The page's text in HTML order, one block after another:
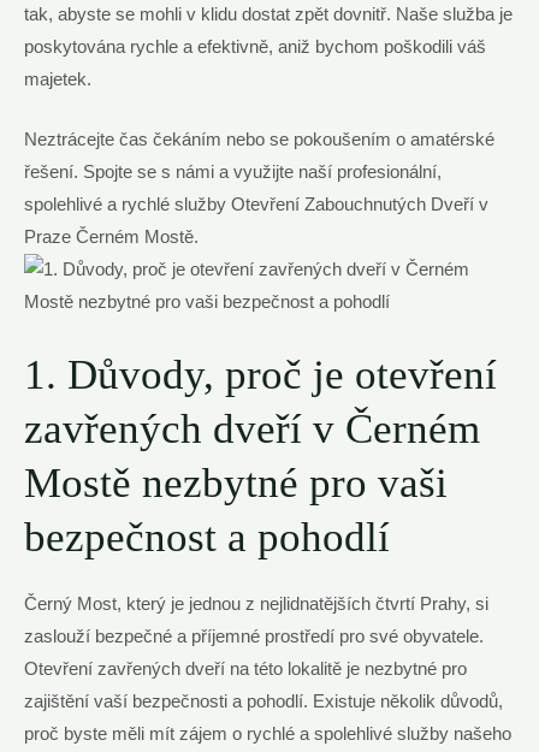
tak, abyste se mohli v klidu dostat zpět dovnitř. Naše služba je
poskytována rychle a efektivně, aniž bychom poškodili váš
majetek.
Neztrácejte čas čekáním nebo se pokoušením o amatérské
řešení. Spojte se s námi a využijte naší profesionální,
spolehlivé a rychlé služby Otevření Zabouchnutých Dveří v
Praze Černém Mostě.
1. Důvody, proč je otevření
zavřených dveří v Černém
Mostě nezbytné pro vaši
bezpečnost a pohodlí
Černý Most, který je jednou z nejlidnatějších čtvrtí Prahy, si
zaslouží bezpečné a příjemné prostředí pro své obyvatele.
Otevření zavřených dveří na této lokalitě je nezbytné pro
zajištění vaší bezpečnosti a pohodlí. Existuje několik důvodů,
proč byste měli mít zájem o rychlé a spolehlivé služby našeho